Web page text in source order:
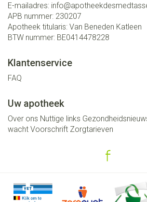
E-mailadres: info@
APB nummer: 230207
Apotheek titularis: Van Beneden Katleen
BTW nummer: BE0414478228
Klantenservice
FAQ
Uw apotheek
Over ons Nuttige links
wacht Voorschrift Zorgtarieven